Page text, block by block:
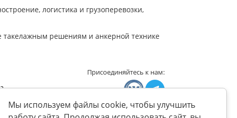
логистика и грузоперевозки,
такелажным решениям и анкерной технике
Присоединяйтесь к нам:
Мы используем файлы cookie, чтобы улучшить